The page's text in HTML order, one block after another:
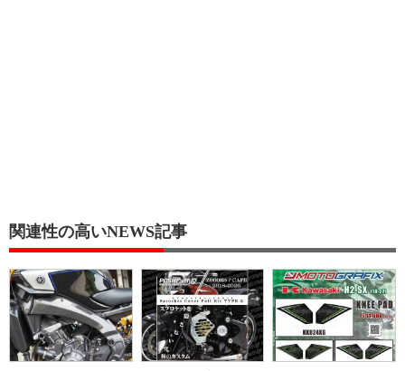
関連性の高いNEWS記事